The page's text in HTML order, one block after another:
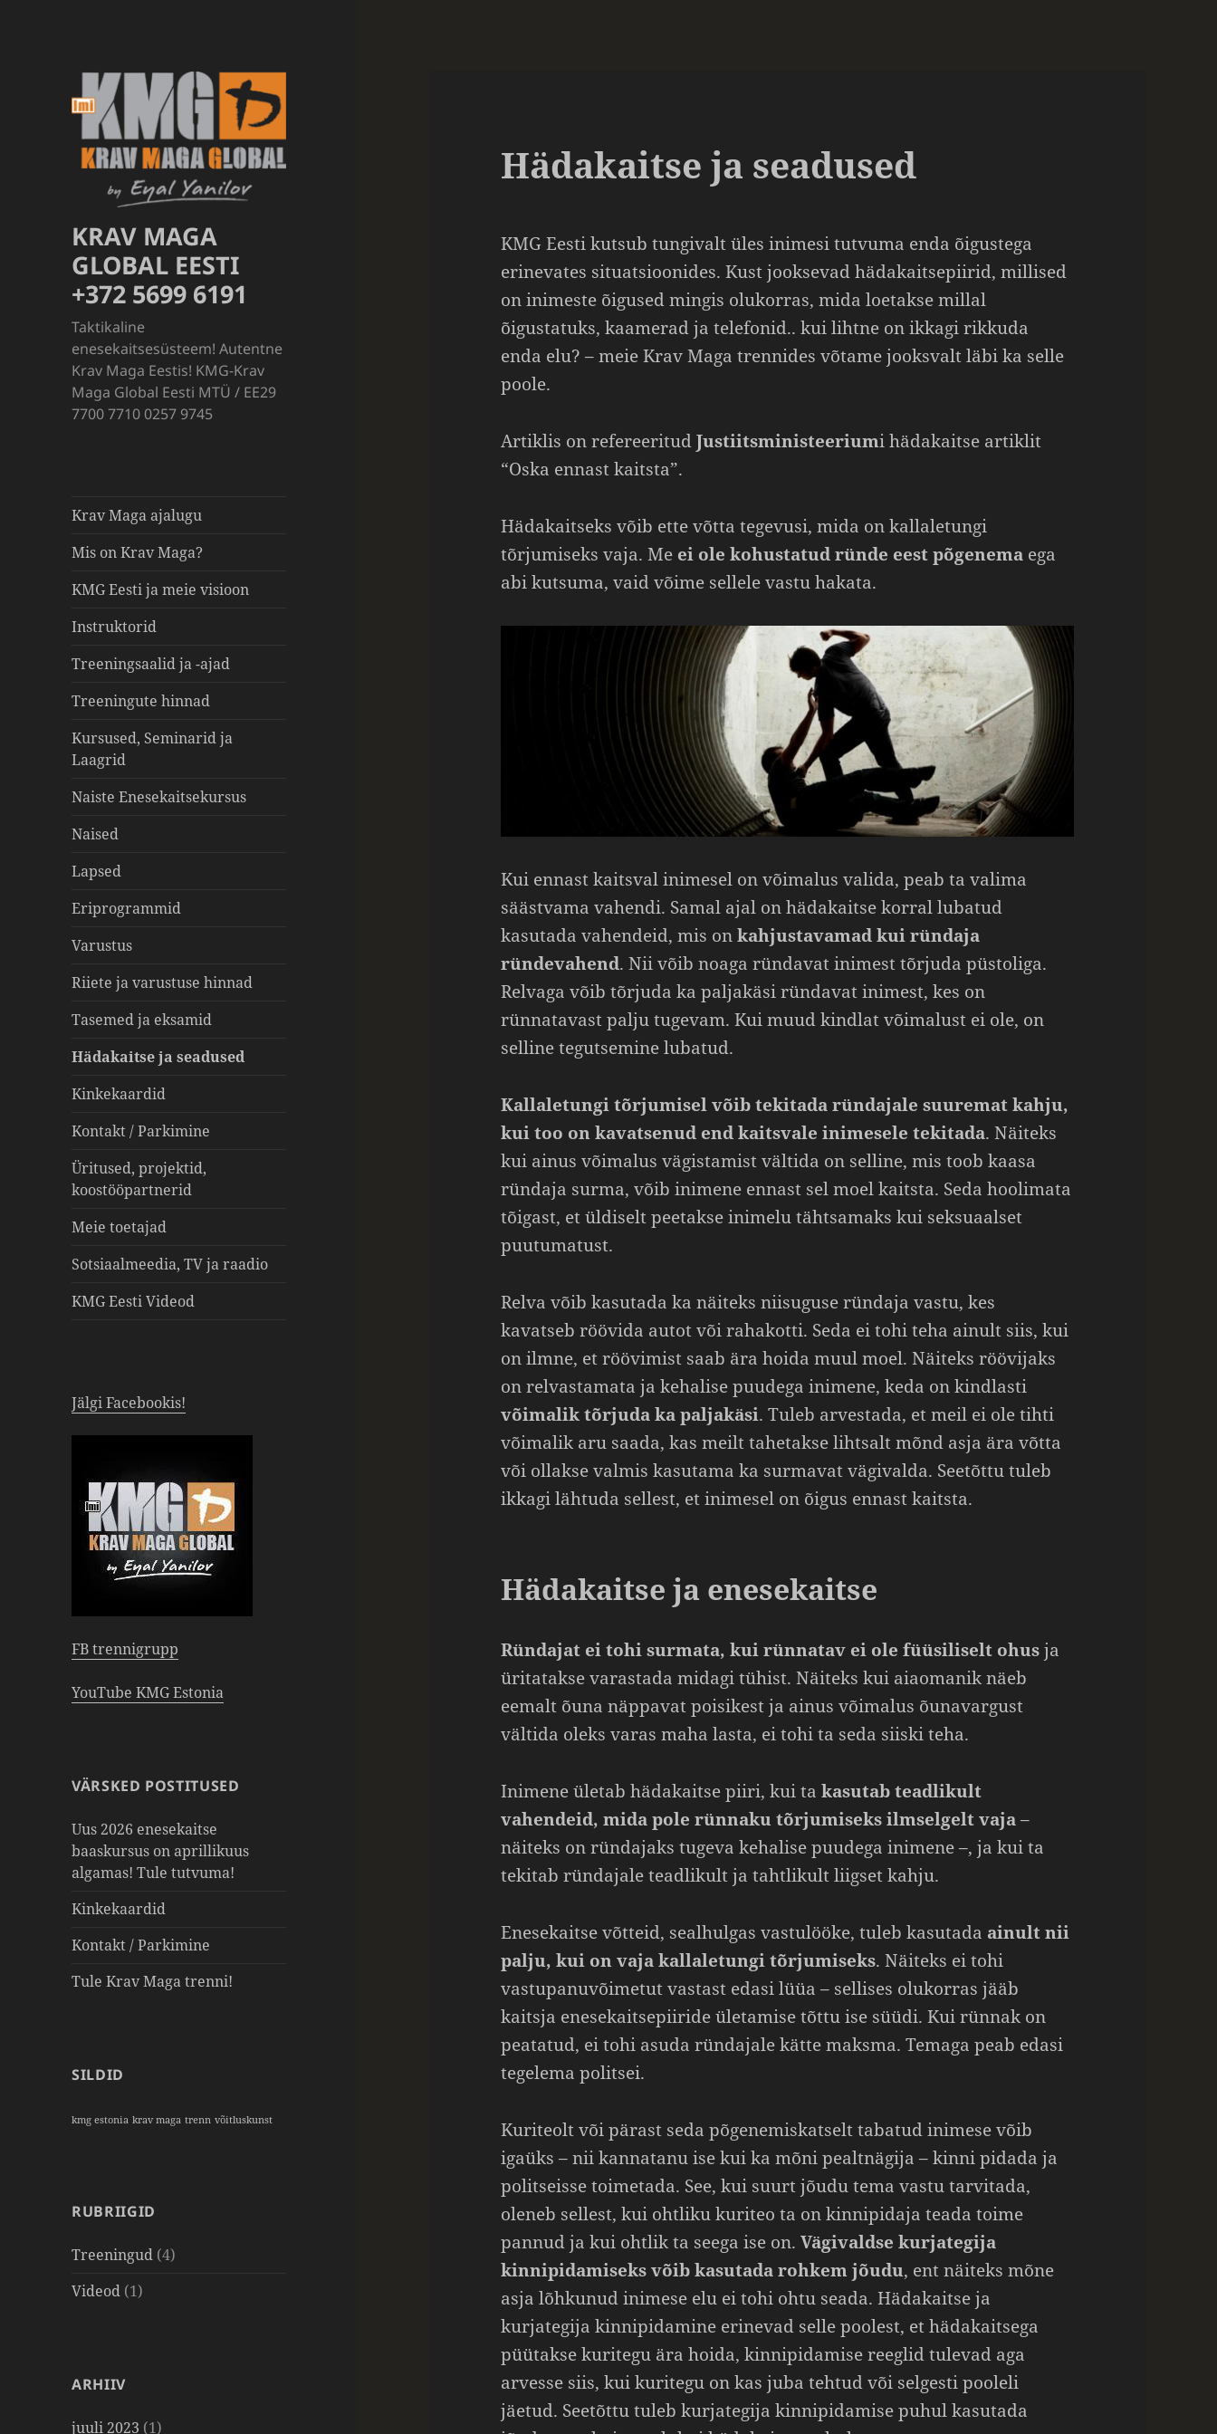
KRAV MAGA
GLOBAL EESTI
+372 5699 6191
Taktikaline
enesekaitsesüsteem! Autentne
Krav Maga Eestis! KMG-Krav
Maga Global Eesti MTÜ / EE29
7700 7710 0257 9745
Krav Maga ajalugu
Mis on Krav Maga?
KMG Eesti ja meie visioon
Instruktorid
Treeningsaalid ja -ajad
Treeningute hinnad
Kursused, Seminarid ja
Laagrid
Naiste Enesekaitsekursus
Naised
Lapsed
Eriprogrammid
Varustus
Riiete ja varustuse hinnad
Tasemed ja eksamid
Hädakaitse ja seadused
Kinkekaardid
Kontakt / Parkimine
Üritused, projektid,
koostööpartnerid
Meie toetajad
Sotsiaalmeedia, TV ja raadio
KMG Eesti Videod
Jälgi Facebookis!
FB trennigrupp
YouTube KMG Estonia
VÄRSKED POSTITUSED
Uus 2026 enesekaitse
baaskursus on aprillikuus
algamas! Tule tutvuma!
Kinkekaardid
Kontakt / Parkimine
Tule Krav Maga trenni!
SILDID
kmg estonia krav maga trenn võitluskunst
RUBRIIGID
Treeningud (4)
Videod (1)
ARHIIV
juuli 2023 (1)
Hädakaitse ja seadused
KMG Eesti kutsub tungivalt üles inimesi tutvuma enda õigustega
erinevates situatsioonides. Kust jooksevad hädakaitsepiirid, millised
on inimeste õigused mingis olukorras, mida loetakse millal
õigustatuks, kaamerad ja telefonid.. kui lihtne on ikkagi rikkuda
enda elu? – meie Krav Maga trennides võtame jooksvalt läbi ka selle
poole.
Artiklis on refereeritudJustiitsministeeriumi hädakaitse artiklit
“Oska ennast kaitsta”.
Hädakaitseks võib ette võtta tegevusi, mida on kallaletungi
tõrjumiseks vaja. Me ei ole kohustatud ründe eest põgenema ega
abi kutsuma, vaid võime sellele vastu hakata.
Kui ennast kaitsval inimesel on võimalus valida, peab ta valima
säästvama vahendi. Samal ajal on hädakaitse korral lubatud
kasutada vahendeid, mis onkahjustavamad kui ründaja
ründevahend. Nii võib noaga ründavat inimest tõrjuda püstoliga.
Relvaga võib tõrjuda ka paljakäsi ründavat inimest, kes on
rünnatavast palju tugevam. Kui muud kindlat võimalust ei ole, on
selline tegutsemine lubatud.
Kallaletungi tõrjumisel võib tekitada ründajale suuremat kahju,
kui too on kavatsenud end kaitsvale inimesele tekitada. Näiteks
kui ainus võimalus vägistamist vältida on selline, mis toob kaasa
ründaja surma, võib inimene ennast sel moel kaitsta. Seda hoolimata
tõigast, et üldiselt peetakse inimelu tähtsamaks kui seksuaalset
puutumatust.
Relva võib kasutada ka näiteks niisuguse ründaja vastu, kes
kavatseb röövida autot või rahakotti. Seda ei tohi teha ainult siis, kui
on ilmne, et röövimist saab ära hoida muul moel. Näiteks röövijaks
on relvastamata ja kehalise puudega inimene, keda on kindlasti
võimalik tõrjuda ka paljakäsi. Tuleb arvestada, et meil ei ole tihti
võimalik aru saada, kas meilt tahetakse lihtsalt mõnd asja ära võtta
või ollakse valmis kasutama ka surmavat vägivalda. Seetõttu tuleb
ikkagi lähtuda sellest, et inimesel on õigus ennast kaitsta.
Hädakaitse ja enesekaitse
Ründajat ei tohi surmata, kui rünnatav ei ole füüsiliselt ohusja
üritatakse varastada midagi tühist. Näiteks kui aiaomanik näeb
eemalt õuna näppavat poisikest ja ainus võimalus õunavargust
vältida oleks varas maha lasta, ei tohi ta seda siiski teha.
Inimene ületab hädakaitse piiri, kui takasutab teadlikult
vahendeid, mida pole rünnaku tõrjumiseks ilmselgelt vaja–
näiteks on ründajaks tugeva kehalise puudega inimene –, ja kui ta
tekitab ründajale teadlikult ja tahtlikult liigset kahju.
Enesekaitse võtteid, sealhulgas vastulööke, tuleb kasutada ainult nii
palju, kui on vaja kallaletungi tõrjumiseks. Näiteks ei tohi
vastupanuvõimetut vastast edasi lüüa – sellises olukorras jääb
kaitsja enesekaitsepiiride ületamise tõttu ise süüdi. Kui rünnak on
peatatud, ei tohi asuda ründajale kätte maksma. Temaga peab edasi
tegelema politsei.
Kuriteolt või pärast seda põgenemiskatselt tabatud inimese võib
igaüks – nii kannatanu ise kui ka mõni pealtnägija – kinni pidada ja
politseisse toimetada. See, kui suurt jõudu tema vastu tarvitada,
oleneb sellest, kui ohtliku kuriteo ta on kinnipidaja teada toime
pannud ja kui ohtlik ta seega ise on.Vägivaldse kurjategija
kinnipidamiseks võib kasutada rohkem jõudu, ent näiteks mõne
asja lõhkunud inimese elu ei tohi ohtu seada. Hädakaitse ja
kurjategija kinnipidamine erinevad selle poolest, et hädakaitsega
püütakse kuritegu ära hoida, kinnipidamise reeglid tulevad aga
arvesse siis, kui kuritegu on kas juba tehtud või selgesti pooleli
jäetud. Seetõttu tuleb kurjategija kinnipidamise puhul kasutada